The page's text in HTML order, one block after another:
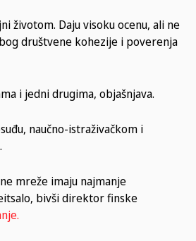
životom. Daju visoku ocenu, ali ne
društvene kohezije i poverenja
i jedni drugima, objašnjava.
naučno-istraživačkom i
mreže imaju najmanje
bivši direktor finske